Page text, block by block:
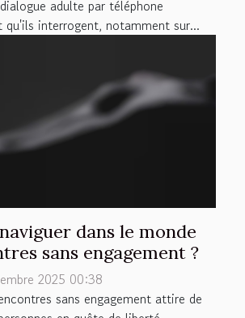
adulte par téléphone
interrogent, notamment sur...
dans le monde
sans engagement ?
2025 00:38
sans engagement attire de